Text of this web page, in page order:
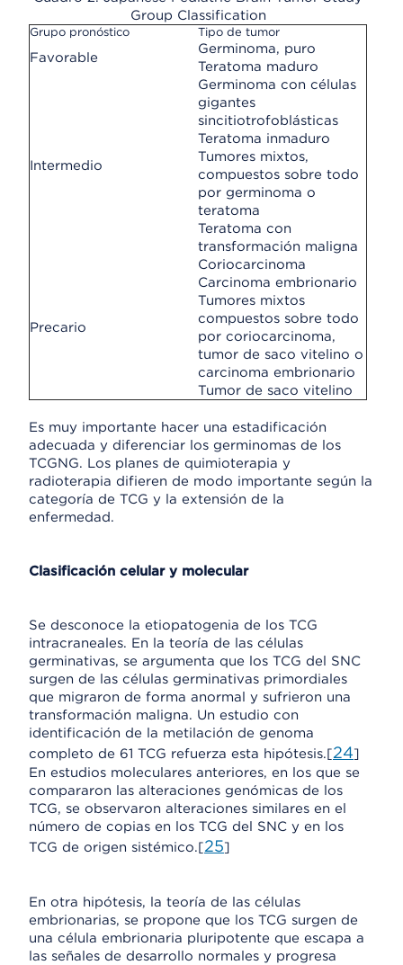
Group Classification
Grupo pronóstico Tipo de tumor
Favorable
Germinoma, puro
Teratoma maduro
Intermedio
Germinoma con células
gigantes
sincitiotrofoblásticas
Teratoma inmaduro
Tumores mixtos,
compuestos sobre todo
por germinoma o
teratoma
Teratoma con
transformación maligna
Precario
Coriocarcinoma
Carcinoma embrionario
Tumores mixtos
compuestos sobre todo
por coriocarcinoma,
tumor de saco vitelino o
carcinoma embrionario
Tumor de saco vitelino
Es muy importante hacer una estadificación
adecuada y diferenciar los germinomas de los
TCGNG. Los planes de quimioterapia y
radioterapia difieren de modo importante según la
categoría de TCG y la extensión de la
enfermedad.
Clasificación celular y molecular
Se desconoce la etiopatogenia de los TCG
intracraneales. En la teoría de las células
germinativas, se argumenta que los TCG del SNC
surgen de las células germinativas primordiales
que migraron de forma anormal y sufrieron una
transformación maligna. Un estudio con
identificación de la metilación de genoma
completo de 61 TCG refuerza esta hipótesis.[24]
En estudios moleculares anteriores, en los que se
compararon las alteraciones genómicas de los
TCG, se observaron alteraciones similares en el
número de copias en los TCG del SNC y en los
TCG de origen sistémico.[25]
En otra hipótesis, la teoría de las células
embrionarias, se propone que los TCG surgen de
una célula embrionaria pluripotente que escapa a
las señales de desarrollo normales y progresa